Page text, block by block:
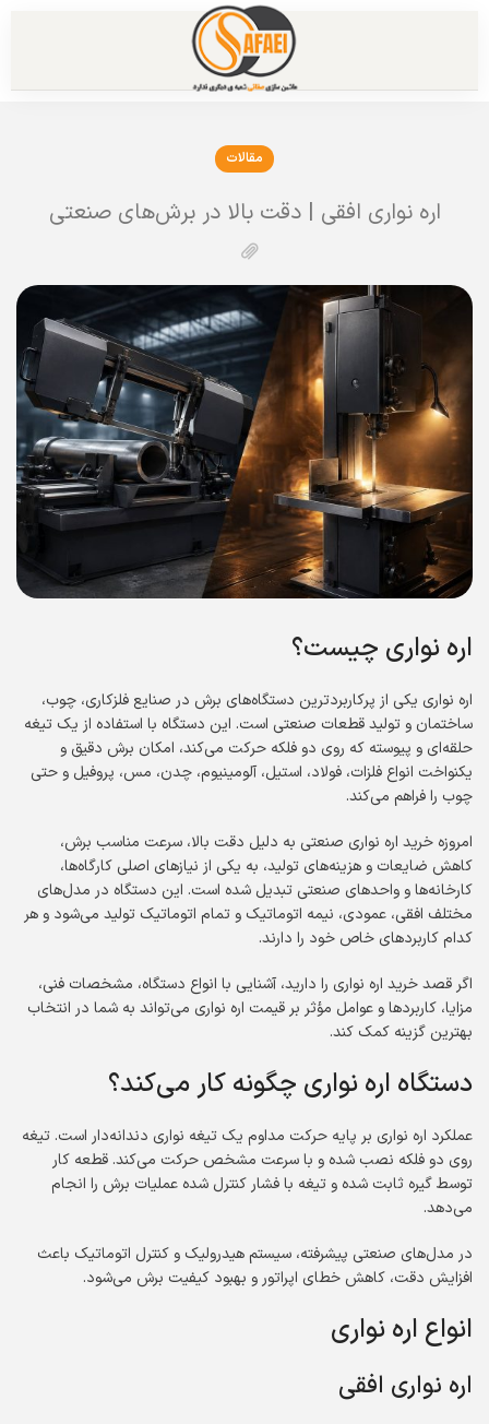
مقالات
اره نواری افقی | دقت بالا در برش‌های صنعتی
اره نواری چیست؟
اره نواری یکی از پرکاربردترین دستگاه‌های برش در صنایع فلزکاری، چوب،
ساختمان و تولید قطعات صنعتی است. این دستگاه با استفاده از یک تیغه
حلقه‌ای و پیوسته که روی دو فلکه حرکت می‌کند، امکان برش دقیق و
یکنواخت انواع فلزات، فولاد، استیل، آلومینیوم، چدن، مس، پروفیل و حتی
چوب را فراهم می‌کند.
امروزه خرید اره نواری صنعتی به دلیل دقت بالا، سرعت مناسب برش،
کاهش ضایعات و هزینه‌های تولید، به یکی از نیازهای اصلی کارگاه‌ها،
کارخانه‌ها و واحدهای صنعتی تبدیل شده است. این دستگاه در مدل‌های
مختلف افقی، عمودی، نیمه اتوماتیک و تمام اتوماتیک تولید می‌شود و هر
کدام کاربردهای خاص خود را دارند.
اگر قصد خرید اره نواری را دارید، آشنایی با انواع دستگاه، مشخصات فنی،
مزایا، کاربردها و عوامل مؤثر بر قیمت اره نواری می‌تواند به شما در انتخاب
بهترین گزینه کمک کند.
دستگاه اره نواری چگونه کار می‌کند؟
عملکرد اره نواری بر پایه حرکت مداوم یک تیغه نواری دندانه‌دار است. تیغه
روی دو فلکه نصب شده و با سرعت مشخص حرکت می‌کند. قطعه کار
توسط گیره ثابت شده و تیغه با فشار کنترل شده عملیات برش را انجام
می‌دهد.
در مدل‌های صنعتی پیشرفته، سیستم هیدرولیک و کنترل اتوماتیک باعث
افزایش دقت، کاهش خطای اپراتور و بهبود کیفیت برش می‌شود.
انواع اره نواری
اره نواری افقی